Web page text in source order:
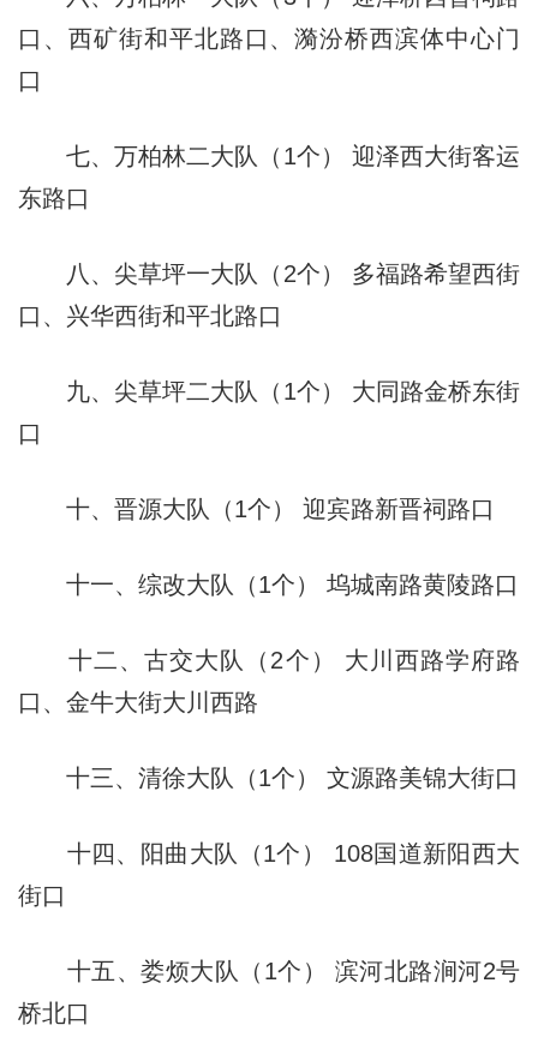
口、西矿街和平北路口、漪汾桥西滨体中心门
口
七、万柏林二大队（1个） 迎泽西大街客运
东路口
八、尖草坪一大队（2个） 多福路希望西街
口、兴华西街和平北路口
九、尖草坪二大队（1个） 大同路金桥东街
口
十、晋源大队（1个） 迎宾路新晋祠路口
十一、综改大队（1个） 坞城南路黄陵路口
十二、古交大队（2个） 大川西路学府路
口、金牛大街大川西路
十三、清徐大队（1个） 文源路美锦大街口
十四、阳曲大队（1个） 108国道新阳西大
街口
十五、娄烦大队（1个） 滨河北路涧河2号
桥北口